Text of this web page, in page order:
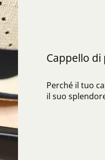
Cappello di
Perché il tuo
il suo